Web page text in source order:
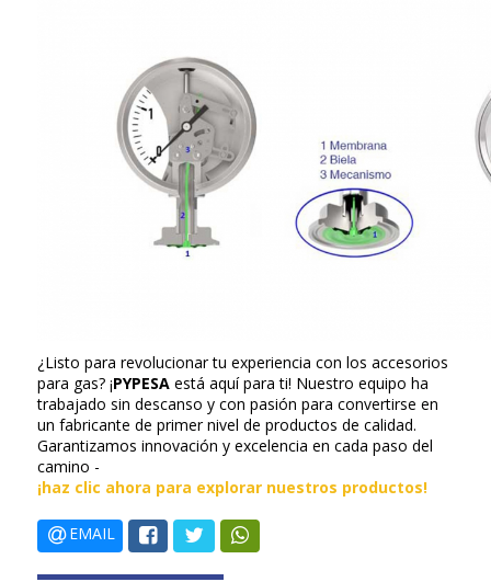
¿Listo para revolucionar tu experiencia con los accesorios
para gas? ¡PYPESA está aquí para ti! Nuestro equipo ha
trabajado sin descanso y con pasión para convertirse en
un fabricante de primer nivel de productos de calidad.
Garantizamos innovación y excelencia en cada paso del
camino -
¡haz clic ahora para explorar nuestros productos!
EMAIL